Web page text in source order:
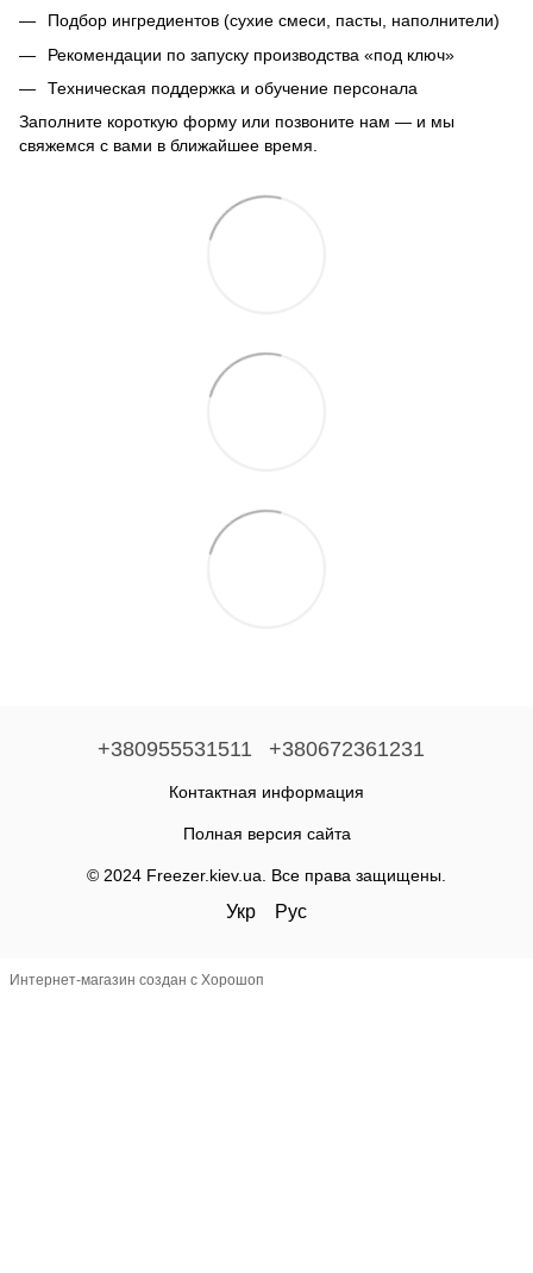
Подбор ингредиентов (сухие смеси, пасты, наполнители)
Рекомендации по запуску производства «под ключ»
Техническая поддержка и обучение персонала
Заполните короткую форму или позвоните нам — и мы
свяжемся с вами в ближайшее время.
+380955531511 +380672361231
Контактная информация
Полная версия сайта
© 2024 Freezer.kiev.ua. Все права защищены.
Укр Рус
Интернет-магазин создан с Хорошоп